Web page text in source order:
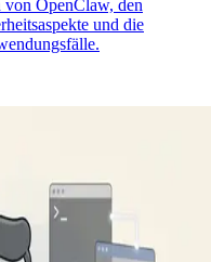
OpenClaw, den
und die